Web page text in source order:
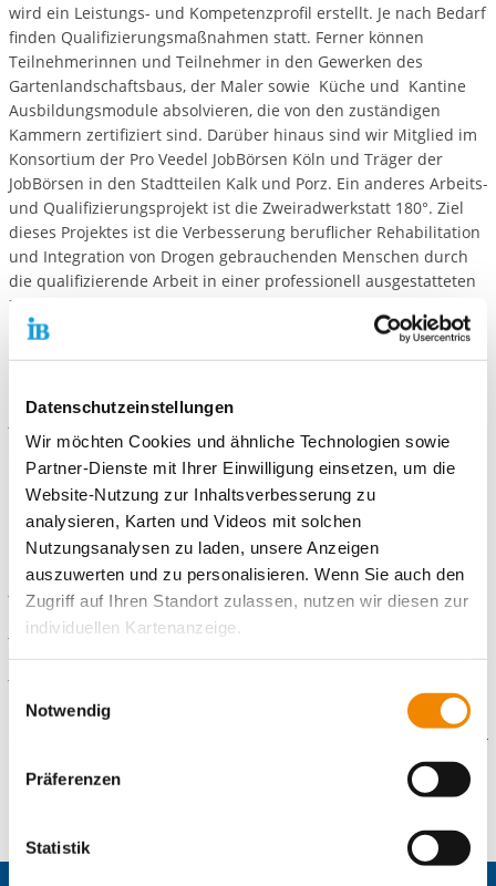
Datenschutzeinstellungen
Wir möchten Cookies und ähnliche Technologien sowie
Partner-Dienste mit Ihrer Einwilligung einsetzen, um die
Website-Nutzung zur Inhaltsverbesserung zu
analysieren, Karten und Videos mit solchen
Nutzungsanalysen zu laden, unsere Anzeigen
auszuwerten und zu personalisieren. Wenn Sie auch den
Zugriff auf Ihren Standort zulassen, nutzen wir diesen zur
individuellen Kartenanzeige.
unsere Partner Daten wie Ihre IP-Adresse und
verarbeiten diese zusammen mit Daten von anderen
Websites. Die Partner erkennen mitunter auch, wenn Sie
zum Website-Besuch verschiedene Geräte verwenden,
kann die Datenübertragung in Drittländer (insb. die USA)
nicht ausgeschlossen werden. Dort ist kein der EU
Einwilligungsauswahl
Notwendig
Präferenzen
Statistik
wird ein Leistungs- und Kompetenzprofil erstellt. Je nach Bedarf
finden Qualifizierungsmaßnahmen statt. Ferner können
Teilnehmerinnen und Teilnehmer in den Gewerken des
Gartenlandschaftsbaus, der Maler sowie Küche und Kantine
Ausbildungsmodule absolvieren, die von den zuständigen
Kammern zertifiziert sind. Darüber hinaus sind wir Mitglied im
Konsortium der Pro Veedel JobBörsen Köln und Träger der
JobBörsen in den Stadtteilen Kalk und Porz. Ein anderes Arbeits-
und Qualifizierungsprojekt ist die Zweiradwerkstatt 180°. Ziel
dieses Projektes ist die Verbesserung beruflicher Rehabilitation
und Integration von Drogen gebrauchenden Menschen durch
die qualifizierende Arbeit in einer professionell ausgestatteten
Zweiradwerkstatt. Dieses Projekt führen wir in enger
Kooperation mit der AIDS Hilfe Köln.
Standort in der
Siegburger Straße 215
Bocklemünd.
Zudem sind wir Gesellschafter der KKB GmbH.
Besuchen Sie uns auf unseren Seiten im Internet:
www.zweiradwerkstatt180grad.de
www.konsortium-koeln.de
Weitere Angebote
Zweiradwerkstatt 180 Grad
Schuldnerberatung Köln